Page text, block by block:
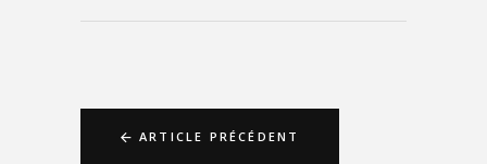
ARTICLE PRÉCÉDENT